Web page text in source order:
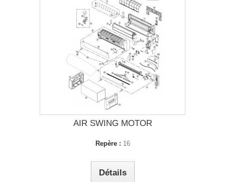
AIR SWING MOTOR
Repère : 16
Détails